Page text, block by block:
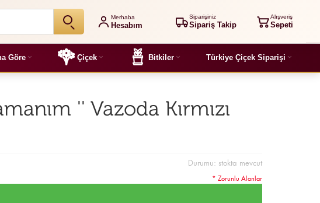
Merhaba
Hesabım
Siparişiniz
Sipariş Takip
Alışveriş
Sepeti
Göre Çiçek Bitkiler Türkiye Çiçek Siparişi
'' Vazoda Kırmızı
Durumu: stokta mevcut
* Zorunlu Alanlar